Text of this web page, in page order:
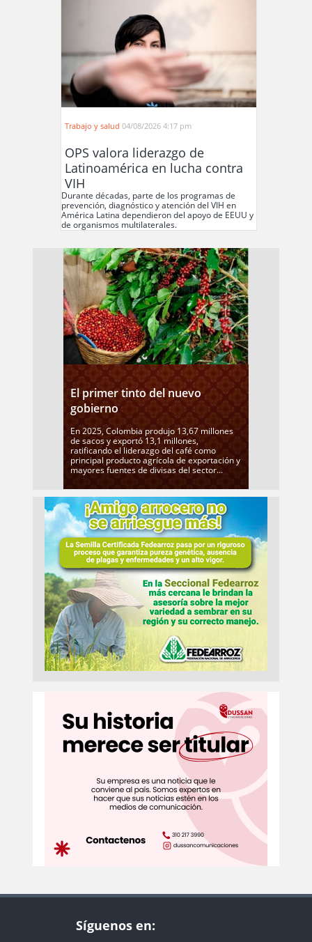
Trabajo y salud 04/08/2026 4:17 pm
OPS valora liderazgo de
Latinoamérica en lucha contra
VIH
Durante décadas, parte de los programas de
prevención, diagnóstico y atención del VIH en
América Latina dependieron del apoyo de EEUU y
de organismos multilaterales.
El primer tinto del nuevo
gobierno
En 2025, Colombia produjo 13,67 millones
de sacos y exportó 13,1 millones,
ratificando el liderazgo del café como
principal producto agrícola de exportación y
mayores fuentes de divisas del sector...
Síguenos en: